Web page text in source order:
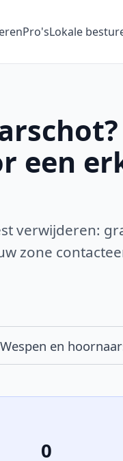
Pro'sLokale
een
verwijderen:
zone
Wespen en
0